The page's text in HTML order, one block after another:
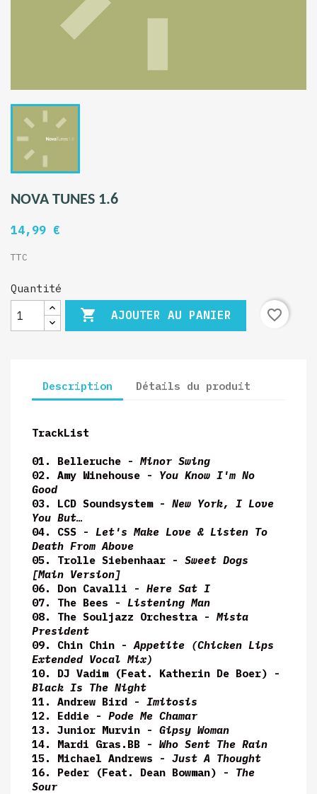
NOVA TUNES 1.6
14,99 €
TTC
Quantité
 AJOUTER AU PANIER favorite_border
Description Détails du produit
TrackList
01. Belleruche - Minor Swing
02. Amy Winehouse - You Know I'm No
Good
03. LCD Soundsystem - New York, I Love
You But…
04. CSS - Let's Make Love & Listen To
Death From Above
05. Trolle Siebenhaar - Sweet Dogs
[Main Version]
06. Don Cavalli - Here Sat I
07. The Bees - Listening Man
08. The Souljazz Orchestra - Mista
President
09. Chin Chin -Appetite (Chicken Lips
Extended Vocal Mix)
10. DJ Vadim (Feat. Katherin De Boer) -
Black Is The Night
11. Andrew Bird - Imitosis
12. Eddie - Pode Me Chamar
13. Junior Murvin - Gipsy Woman
14. Mardi Gras.BB - Who Sent The Rain
15. Michael Andrews - Just A Thought
16. Peder (Feat. Dean Bowman) - The
Sour